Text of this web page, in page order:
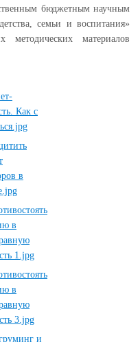
бюджетным научным
семьи и воспитания»
методических материалов